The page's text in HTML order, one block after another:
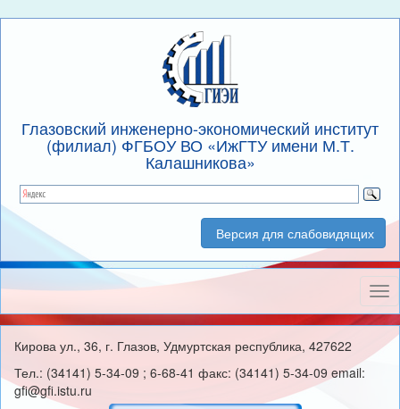
Глазовский инженерно-экономический институт
(филиал) ФГБОУ ВО «ИжГТУ имени М.Т.
Калашникова»
Версия для слабовидящих
Кирова ул., 36, г. Глазов, Удмуртская республика, 427622
Тел.: (34141) 5-34-09 ; 6-68-41 факс: (34141) 5-34-09 email:
gfi@gfi.istu.ru